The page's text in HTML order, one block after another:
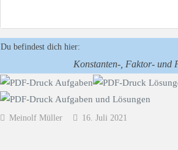
Du befindest dich hier:
Konstanten-, Faktor- und
Meinolf Müller 16. Juli 2021